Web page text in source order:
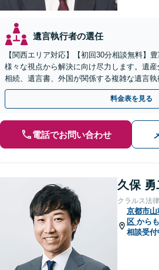
遺言執行者の選任
【関西エリア対応】【初回30分相談無料】
様々な視点から解決に向け尽力します。遺
相続、遺言書、外国が関係する複雑な遺言
や税理士とも連携し、円滑な解決を【オン
料金表を見る
電話でお問い合わせ
久保 勇
クラルス法
京都市山
区 からも
相談受付